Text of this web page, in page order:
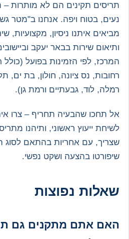
תריסים תקינים הם לא מותרות
נעים, בטוח ויפה. אנחנו ב"מטר
מביאים איתנו ניסיון, מקצועיות,
ותיאום שירות בבאר יעקב
המרכז, לפי הזמינות בפועל (כולל
רחובות, נס ציונה, חולון, בת ים,
רמלה, לוד, גבעתיים ורמת גן).
אל תחכו שהבעיה תחריף – צרו
לשיחת ייעוץ ראשוני, ותיהנו
שצריך, עם אחריות בהתאם לסוג
שיפורטו בהצעה ושקט נפשי.
שאלות נפוצות
האם אתם מתקנים גם